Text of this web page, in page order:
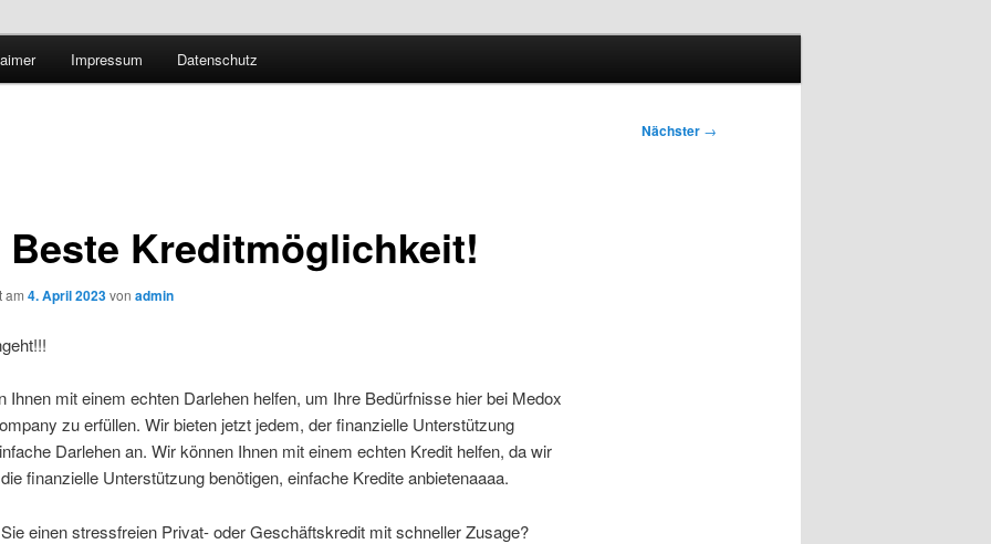
Forschung und Technologie
Impressum Datenschutz
Nächster →
Beste Kreditmöglichkeit!
am 4. April 2023von admin
Ihnen mit einem echten Darlehen helfen, um Ihre Bedürfnisse hier bei Medox
zu erfüllen. Wir bieten jetzt jedem, der finanzielle Unterstützung
Darlehen an. Wir können Ihnen mit einem echten Kredit helfen, da wir
finanzielle Unterstützung benötigen, einfache Kredite anbietenaaaa.
einen stressfreien Privat- oder Geschäftskredit mit schneller Zusage?